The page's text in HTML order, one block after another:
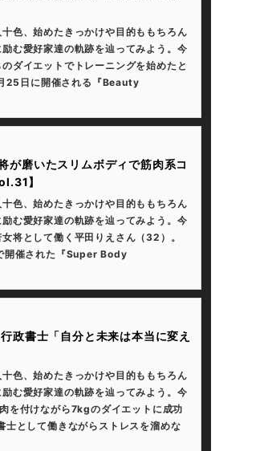
色、始めたきっかけや目的ももちろん
む愛好家達の軌跡を辿ってみよう。今
ダイエットでトレーニングを始めたと
25日に開催される『Beauty
が磨いたスリムボディで筋肉系コ
】
色、始めたきっかけや目的ももちろん
む愛好家達の軌跡を辿ってみよう。今
将として働く平田りえさん（32）。
開催された『Super Body
政書士「自分と未来は本当に変え
色、始めたきっかけや目的ももちろん
む愛好家達の軌跡を辿ってみよう。今
を付けながら7kgのダイエットに成功
士として働きながらストレスを溜めな